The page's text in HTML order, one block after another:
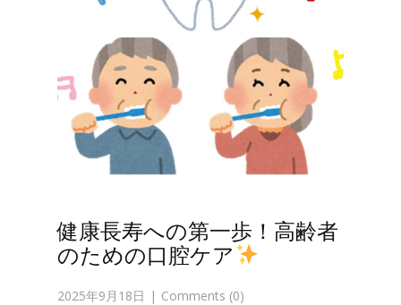
健康長寿への第一歩！高齢者
のための口腔ケア
2025年9月18日 Comments (0)